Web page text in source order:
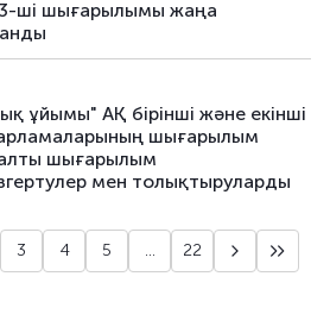
KZ2C00014926 негізгі
KZ2C00014934 негізгі
KZ2C00014942 негізгі
KZ2C00014959
KZ2C00015105 негізгі
KZ2C00015113 негізгі
ші шығарылымы жаңа
ұйымы" АҚ бірінші және екінші
шығарылым
шығарылым
мен толықтыруларды
3 4 5 ... 22